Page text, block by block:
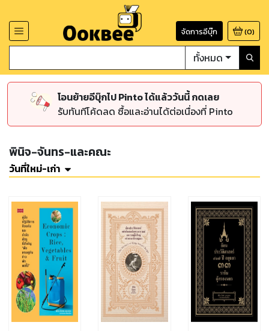
จัดการอีบุ๊ก (0)
ทั้งหมด
โอนย้ายอีบุ๊กไป Pinto ได้แล้ววันนี้ กดเลย
รับทันทีโค้ดลด ซื้อและอ่านได้ต่อเนื่องที่ Pinto
พินิจ-จันทร-และคณะ
วันที่ใหม่-เก่า